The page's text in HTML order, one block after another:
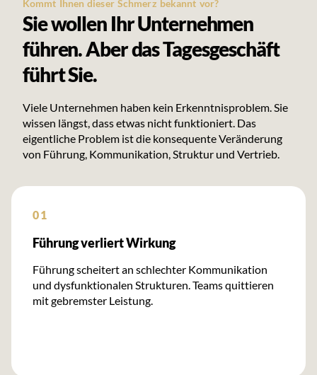
Kommt Ihnen dieser Schmerz bekannt vor?
Sie wollen Ihr Unternehmen
führen. Aber das Tagesgeschäft
führt Sie.
Viele Unternehmen haben kein Erkenntnisproblem. Sie
wissen längst, dass etwas nicht funktioniert. Das
eigentliche Problem ist die konsequente Veränderung
von Führung, Kommunikation, Struktur und Vertrieb.
01
Führung verliert Wirkung
Führung scheitert an schlechter Kommunikation
und dysfunktionalen Strukturen. Teams quittieren
mit gebremster Leistung.